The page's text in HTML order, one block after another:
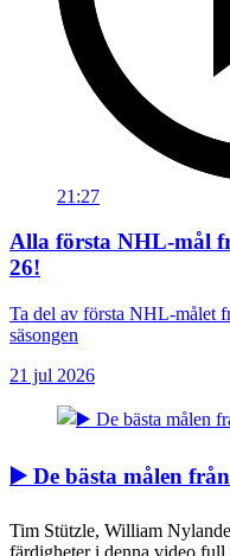
21:27
Alla första NHL-mål
26!
Ta del av första NHL-målet
säsongen
21 jul 2026
▶️ De bästa målen
Tim Stützle, William
färdigheter i denna video full